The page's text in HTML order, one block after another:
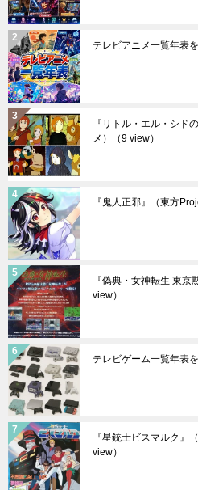
テレビアニメ一覧年表
『リトル・エル・シド
メ）
（9 view）
『鬼人正邪』（東方
『偽典・女神転生 東京
view）
テレビゲーム一覧年表
『星銃士ビスマルク』
view）